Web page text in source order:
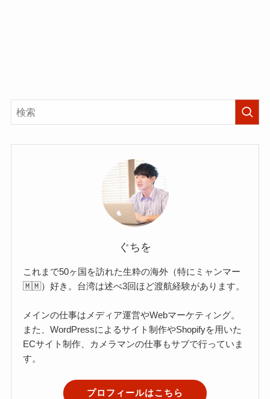
ぐちを
これまで50ヶ国を訪れた生粋の海外（特にミャンマー
🇲🇲）好き。台湾は述べ3回ほど渡航経験があります。
メインの仕事はメディア運営やWebマーケティング。
また、WordPressによるサイト制作やShopifyを用いた
ECサイト制作、カメラマンの仕事もサブで行っていま
す。
プロフィールはこちら